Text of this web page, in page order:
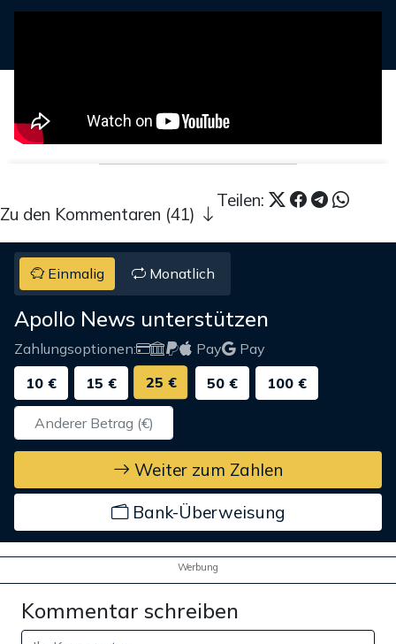
Teilen:
Zu den Kommentaren (41)
Einmalig Monatlich
Apollo News unterstützen
Zahlungsoptionen: Pay
Pay
10 €
15 € 25 € 50 € 100 €
Weiter zum Zahlen
Bank-Überweisung
Werbung
Kommentar schreiben